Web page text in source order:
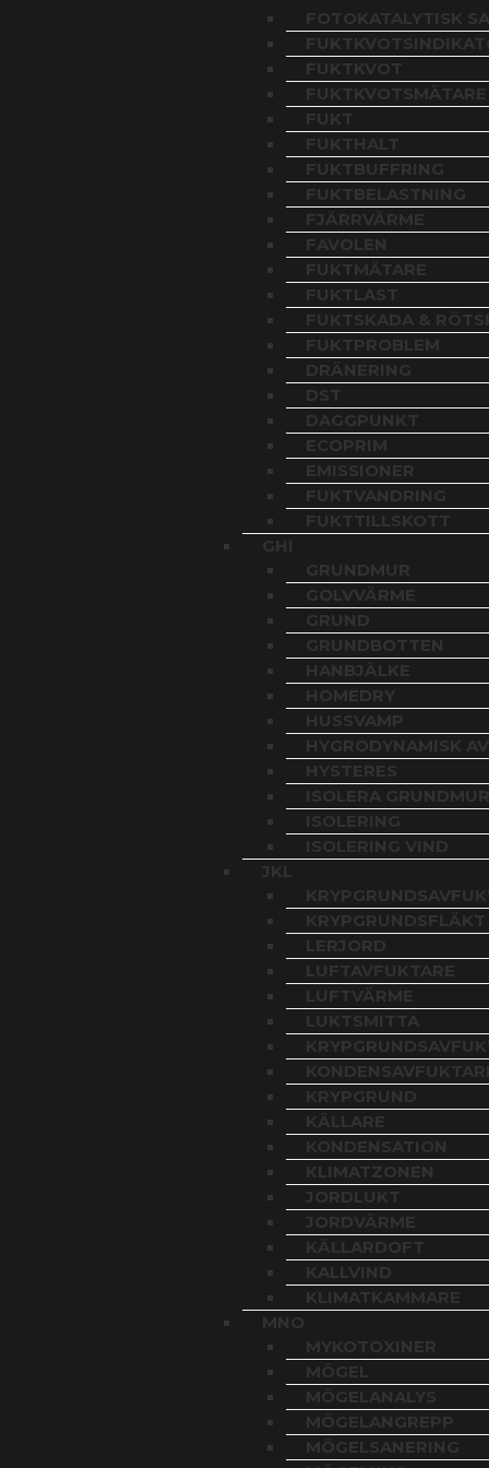
FOTOKATALYTISK
FUKTKVOT
FUKTKVOTSMÄTARE
FUKT
FUKTHALT
FUKTBUFFRING
FUKTBELASTNING
FJÄRRVÄRME
FAVOLEN
FUKTMÄTARE
FUKTLAST
FUKTSKADA &
FUKTPROBLEM
DRÄNERING
DST
DAGGPUNKT
ECOPRIM
EMISSIONER
FUKTVANDRING
FUKTTILLSKOTT
GHI
GRUNDMUR
GOLVVÄRME
GRUND
GRUNDBOTTEN
HANBJÄLKE
HOMEDRY
HUSSVAMP
HYGRODYNAMISK
HYSTERES
ISOLERA GRUNDMUR
ISOLERING
ISOLERING VIND
JKL
KRYPGRUNDSFLÄKT
LERJORD
LUFTAVFUKTARE
LUFTVÄRME
LUKTSMITTA
KONDENSAVFUKTARE
KRYPGRUND
KÄLLARE
KONDENSATION
KLIMATZONEN
JORDLUKT
JORDVÄRME
KÄLLARDOFT
KALLVIND
KLIMATKAMMARE
MNO
MYKOTOXINER
MÖGEL
MÖGELANALYS
MÖGELANGREPP
MÖGELSANERING